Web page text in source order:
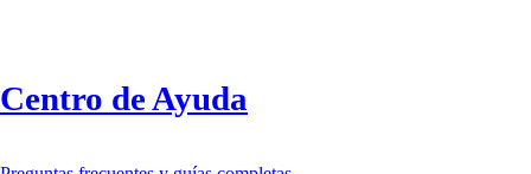
Centro de Ayuda